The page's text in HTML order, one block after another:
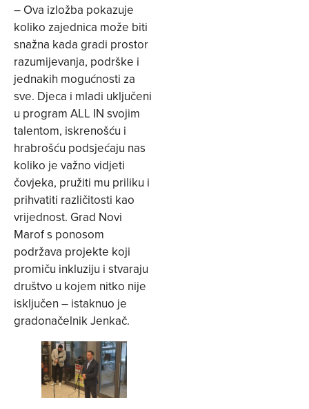
– Ova izložba pokazuje
koliko zajednica može biti
snažna kada gradi prostor
razumijevanja, podrške i
jednakih mogućnosti za
sve. Djeca i mladi uključeni
u program ALL IN svojim
talentom, iskrenošću i
hrabrošću podsjećaju nas
koliko je važno vidjeti
čovjeka, pružiti mu priliku i
prihvatiti različitosti kao
vrijednost. Grad Novi
Marof s ponosom
podržava projekte koji
promiču inkluziju i stvaraju
društvo u kojem nitko nije
isključen – istaknuo je
gradonačelnik Jenkač.